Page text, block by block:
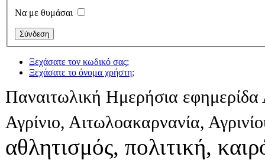
Να με θυμάσαι
Ξεχάσατε τον κωδικό σας;
Ξεχάσατε το όνομα χρήστη;
Παναιτωλική Ημερήσια εφημερίδα
Αγρίνιο, Αιτωλοακαρνανία,
αθλητισμός, πολιτική,